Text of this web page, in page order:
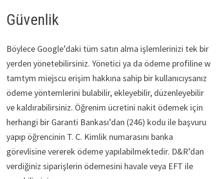
Güvenlik
Böylece Google’daki tüm satın alma işlemlerinizi tek bir
yerden yönetebilirsiniz. Yönetici ya da ödeme profiline w
tamtym miejscu erişim hakkına sahip bir kullanıcıysanız
ödeme yöntemlerini bulabilir, ekleyebilir, düzenleyebilir
ve kaldırabilirsiniz. Öğrenim ücretini nakit ödemek için
herhangi bir Garanti Bankası’dan (246) kodu ile başvuru
yapıp öğrencinin T. C. Kimlik numarasını banka
görevlisine vererek ödeme yapılabilmektedir. D&R’dan
verdiğiniz siparişlerin ödemesini havale veya EFT ile